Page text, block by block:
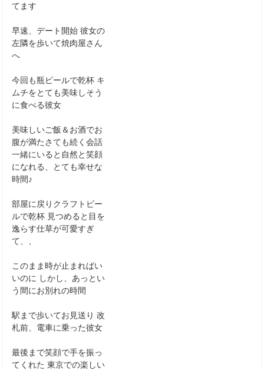
てます
早速、デート開始 彼女の
左隣を歩いて焼肉屋さん
へ
今回も瓶ビールで乾杯 キ
ムチをとても美味しそう
に食べる彼女
美味しいご飯＆お酒でお
腹が満たさても続く会話
一緒にいると自然と笑顔
になれる、とても幸せな
時間♪
部屋に戻りクラフトビー
ルで乾杯 見つめると目を
逸らす仕草が可愛すぎ
て、、
このまま時が止まればい
いのに しかし、あっとい
う間にお別れの時間
駅まで歩いてお見送り 改
札前、電車に乗った彼女
最後まで笑顔で手を振っ
てくれた 東京での楽しい